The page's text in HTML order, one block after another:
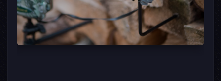
wiederfinden
GPS-Apps
GPS-Mäuse
Aufbewahrung für Wildkamera-